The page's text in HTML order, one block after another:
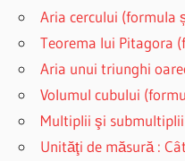
Aria cercului (formula
Teorema lui Pitagora
Aria unui triunghi
Volumul cubului
Multiplii şi
Unităţi de măsură :